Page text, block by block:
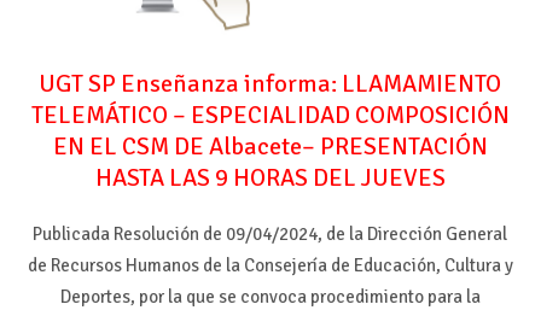
UGT SP Enseñanza informa: LLAMAMIENTO
TELEMÁTICO – ESPECIALIDAD COMPOSICIÓN
EN EL CSM DE Albacete– PRESENTACIÓN
HASTA LAS 9 HORAS DEL JUEVES
Publicada Resolución de 09/04/2024, de la Dirección General
de Recursos Humanos de la Consejería de Educación, Cultura y
Deportes, por la que se convoca procedimiento para la